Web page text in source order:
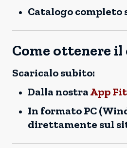
Catalogo completo
Come ottenere
Scaricalo subito:
Dalla nostraApp
In formato PC
direttamente sul